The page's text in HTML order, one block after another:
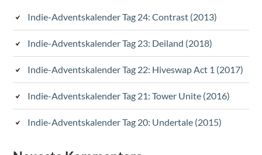
Indie-Adventskalender Tag 24: Contrast (2013)
Indie-Adventskalender Tag 23: Deiland (2018)
Indie-Adventskalender Tag 22: Hiveswap Act 1 (2017)
Indie-Adventskalender Tag 21: Tower Unite (2016)
Indie-Adventskalender Tag 20: Undertale (2015)